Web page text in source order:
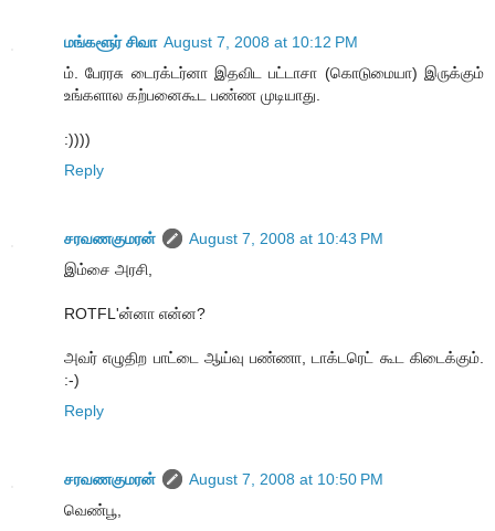
மங்களூர் சிவா August 7, 2008 at 10:12 PM
ம். பேரரசு டைரக்டர்னா இதவிட பட்டாசா (கொடுமையா) இருக்கும்
உங்களால கற்பனைகூட பண்ண முடியாது.
:))))
Reply
சரவணகுமரன்
August 7, 2008 at 10:43 PM
இம்சை அரசி,
ROTFL'ன்னா என்ன?
அவர் எழுதிற பாட்டை ஆய்வு பண்ணா, டாக்டரெட் கூட கிடைக்கும்.
:-)
Reply
சரவணகுமரன்
August 7, 2008 at 10:50 PM
வெண்பூ,